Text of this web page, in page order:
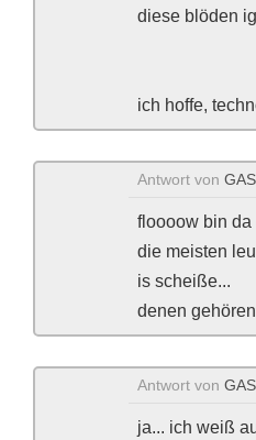
diese blöden
ich hoffe,
Antwort von
floooow bin da
die meisten
is scheiße...
denen
Antwort von
ja... ich weiß